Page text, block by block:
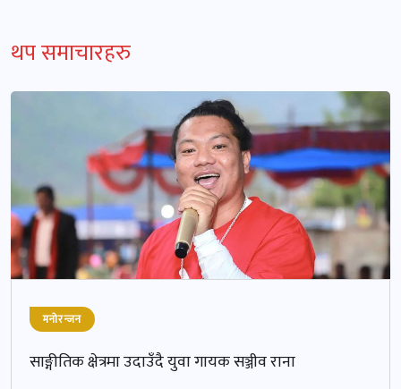
थप समाचारहरु
मनोरन्जन
साङ्गीतिक क्षेत्रमा उदाउँदै युवा गायक सञ्जीव राना